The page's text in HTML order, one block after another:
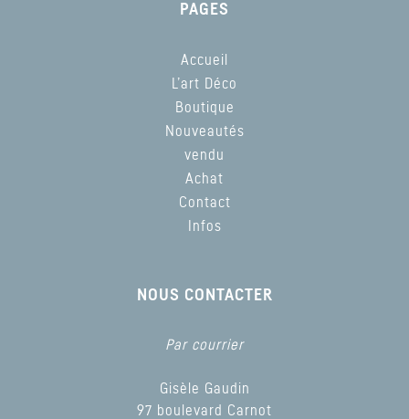
PAGES
Accueil
L’art Déco
Boutique
Nouveautés
vendu
Achat
Contact
Infos
NOUS CONTACTER
Par courrier
Gisèle Gaudin
97 boulevard Carnot